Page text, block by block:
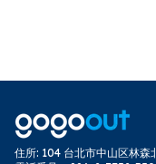
住所: 104 台北市中山区林森